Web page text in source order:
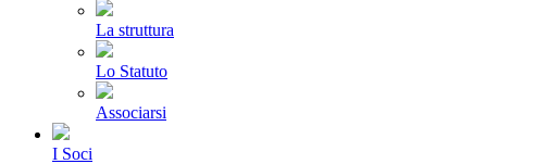
La struttura
Lo Statuto
Associarsi
I Soci